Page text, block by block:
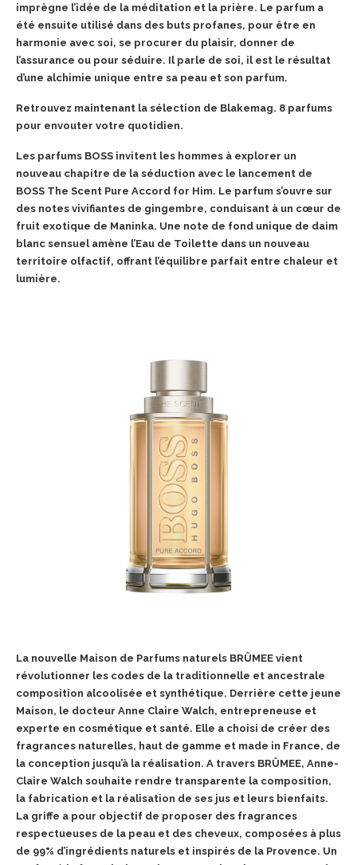
imprègne l’idée de la méditation et la prière. Le parfum a
été ensuite utilisé dans des buts profanes, pour être en
harmonie avec soi, se procurer du plaisir, donner de
l’assurance ou pour séduire. Il parle de soi, il est le résultat
d’une alchimie unique entre sa peau et son parfum.
Retrouvez maintenant la sélection de Blakemag. 8 parfums
pour envouter votre quotidien.
Les parfums BOSS invitent les hommes à explorer un
nouveau chapitre de la séduction avec le lancement de
BOSS The Scent Pure Accord for Him. Le parfum s’ouvre sur
des notes vivifiantes de gingembre, conduisant à un cœur de
fruit exotique de Maninka. Une note de fond unique de daim
blanc sensuel amène l’Eau de Toilette dans un nouveau
territoire olfactif, offrant l’équilibre parfait entre chaleur et
lumière.
La nouvelle Maison de Parfums naturels BRÛMEE vient
révolutionner les codes de la traditionnelle et ancestrale
composition alcoolisée et synthétique. Derrière cette jeune
Maison, le docteur Anne Claire Walch, entrepreneuse et
experte en cosmétique et santé. Elle a choisi de créer des
fragrances naturelles, haut de gamme et made in France, de
la conception jusqu’à la réalisation. A travers BRÛMEE, Anne-
Claire Walch souhaite rendre transparente la composition,
la fabrication et la réalisation de ses jus et leurs bienfaits.
La griffe a pour objectif de proposer des fragrances
respectueuses de la peau et des cheveux, composées à plus
de 99% d’ingrédients naturels et inspirés de la Provence. Un